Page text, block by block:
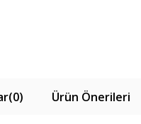
(0) Ürün Önerileri